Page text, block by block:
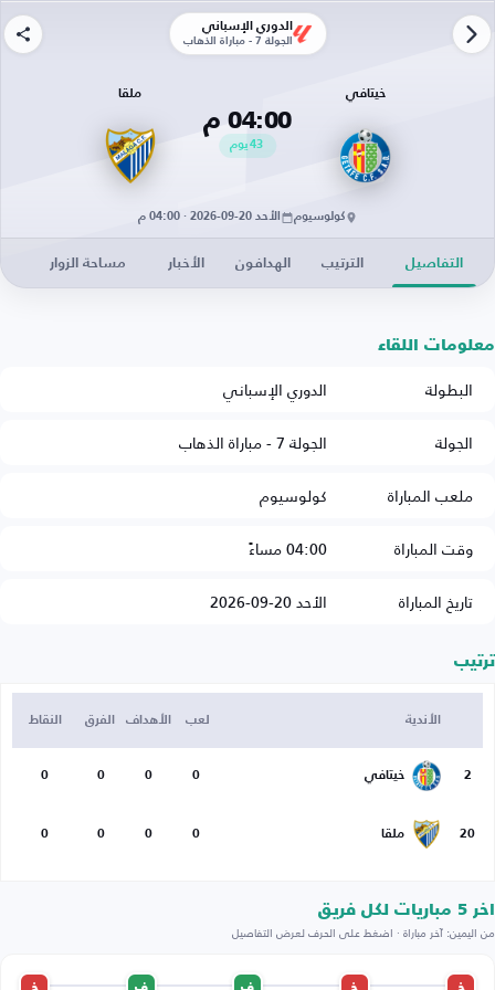
الدوري الإسباني
الجولة 7 - مباراة الذهاب
خيتافي
04:00 م
43يوم
ملقا
كولوسيوم الأحد 20-09-2026 · 04:00 م
التفاصيل الترتيب الهدافون الأخبار مساحة الزوار
معلومات اللقاء
البطولة
الدوري الإسباني
الجولة
الجولة 7 - مباراة الذهاب
ملعب المباراة
كولوسيوم
وقت المباراة
04:00 مساءً
تاريخ المباراة
الأحد 20-09-2026
ترتيب
الأندية لعب الأهداف الفرق النقاط
2 خيتافي 0
0
0
0
20 ملقا 0
0
0
0
اخر 5 مباريات لكل فريق
من اليمين: آخر مباراة · اضغط على الحرف لعرض التفاصيل